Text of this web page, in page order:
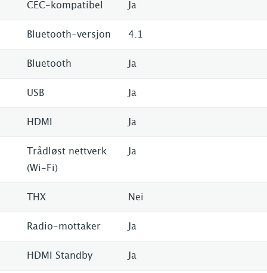
CEC-kompatibel Ja
Bluetooth-versjon 4.1
Bluetooth Ja
USB Ja
HDMI Ja
Trådløst nettverk
(Wi-Fi)
Ja
THX Nei
Radio-mottaker Ja
HDMI Standby Ja